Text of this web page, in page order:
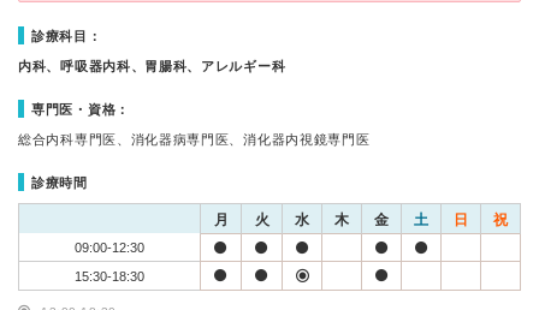
診療科目：
内科、呼吸器内科、胃腸科、アレルギー科
専門医・資格：
総合内科専門医、消化器病専門医、消化器内視鏡専門医
診療時間
月 火 水 木 金 土 日 祝
09:00-12:30
15:30-18:30